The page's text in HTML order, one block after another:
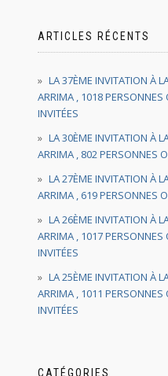
ARTICLES RÉCENTS
LA 37ÈME INVITATION À
ARRIMA , 1018 PERSONNES
INVITÉES
LA 30ÈME INVITATION À
ARRIMA , 802 PERSONNES
LA 27ÈME INVITATION À
ARRIMA , 619 PERSONNES
LA 26ÈME INVITATION À
ARRIMA , 1017 PERSONNES
INVITÉES
LA 25ÈME INVITATION À
ARRIMA , 1011 PERSONNES
INVITÉES
CATÉGORIES